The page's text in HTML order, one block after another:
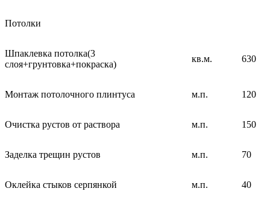
Потолки
Шпаклевка потолка(3
слоя+грунтовка+покраска)
кв.м. 630
Монтаж потолочного плинтуса м.п. 120
Очистка рустов от раствора м.п. 150
Заделка трещин рустов м.п. 70
Оклейка стыков серпянкой м.п. 40